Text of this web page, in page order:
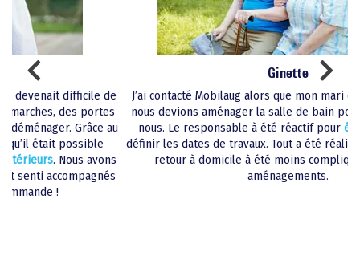
de
au
J’ai contacté Mobilaug alors que mon mari était hospitalisé et
nous devions aménager la salle de bain pour son retour chez
nous. Le responsable à été réactif pourétablir le devis,et
définir les dates de travaux. Tout a été réalisé rapidement et le
retour à domicile à été moins compliqué grâce à ces